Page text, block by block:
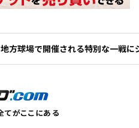
地方球場で開催される特別な一戦